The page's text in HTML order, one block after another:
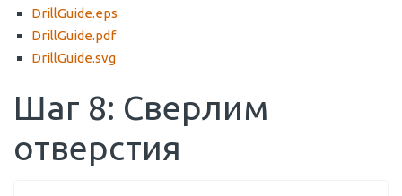
DrillGuide.eps
DrillGuide.pdf
DrillGuide.svg
Шаг 8: Сверлим
отверстия